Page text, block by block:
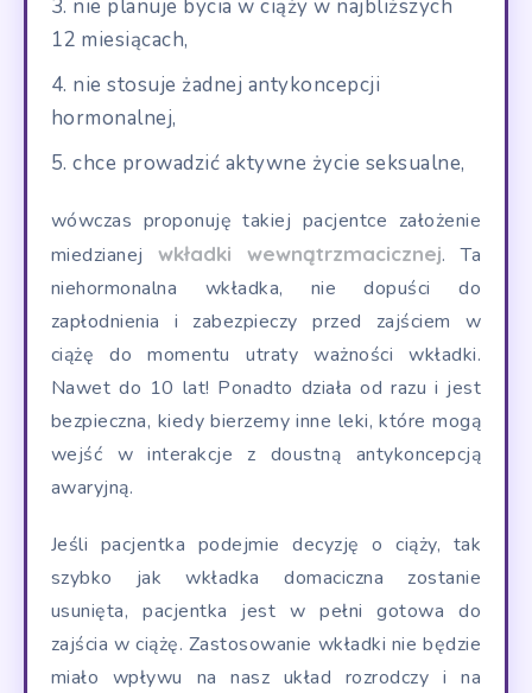
nie planuje bycia w ciąży w najbliższych
12 miesiącach,
nie stosuje żadnej antykoncepcji
hormonalnej,
chce prowadzić aktywne życie seksualne,
wówczas proponuję takiej pacjentce założenie
miedzianejwkładki wewnątrzmacicznej. Ta
niehormonalna wkładka, nie dopuści do
zapłodnienia i zabezpieczy przed zajściem w
ciążę do momentu utraty ważności wkładki.
Nawet do 10 lat! Ponadto działa od razu i jest
bezpieczna, kiedy bierzemy inne leki, które mogą
wejść w interakcje z doustną antykoncepcją
awaryjną.
Jeśli pacjentka podejmie decyzję o ciąży, tak
szybko jak wkładka domaciczna zostanie
usunięta, pacjentka jest w pełni gotowa do
zajścia w ciążę. Zastosowanie wkładki nie będzie
miało wpływu na nasz układ rozrodczy i na